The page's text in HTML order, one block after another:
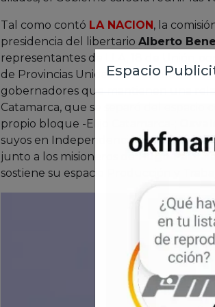
Tal como contó LA NACION, la
presidencia del libertario Alberto
representantes de LLA, 18 de Unión
de Provincias Unidas y otros cuatro
gobernadores que mantienen una
Catamarca, que se separó del
propio bloque -Elijo Catamarca-;
suyos en Independencia-; Gustavo
junto a los misioneros deHugo
sostiene su espacio Producción y